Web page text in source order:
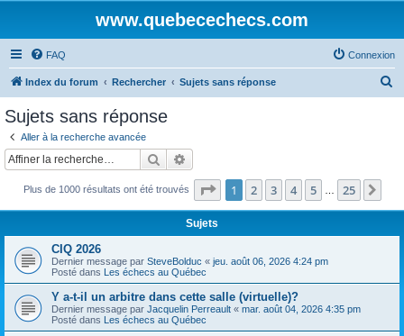
www.quebecechecs.com
FAQ Connexion
Index du forum Rechercher Sujets sans réponse
c
Sujets sans réponse
Aller à la recherche avancée
Rechercher
Plus de 1000 résultats ont été trouvés Page 1sur25
1 2 3 4 5 25
Sujets
CIQ 2026
Dernier message par SteveBolduc « jeu. août 06, 2026 4:24 pm
Posté dans Les échecs au Québec
Y a-t-il un arbitre dans cette salle (virtuelle)?
Dernier message par Jacquelin Perreault « mar. août 04, 2026 4:35 pm
Posté dans Les échecs au Québec